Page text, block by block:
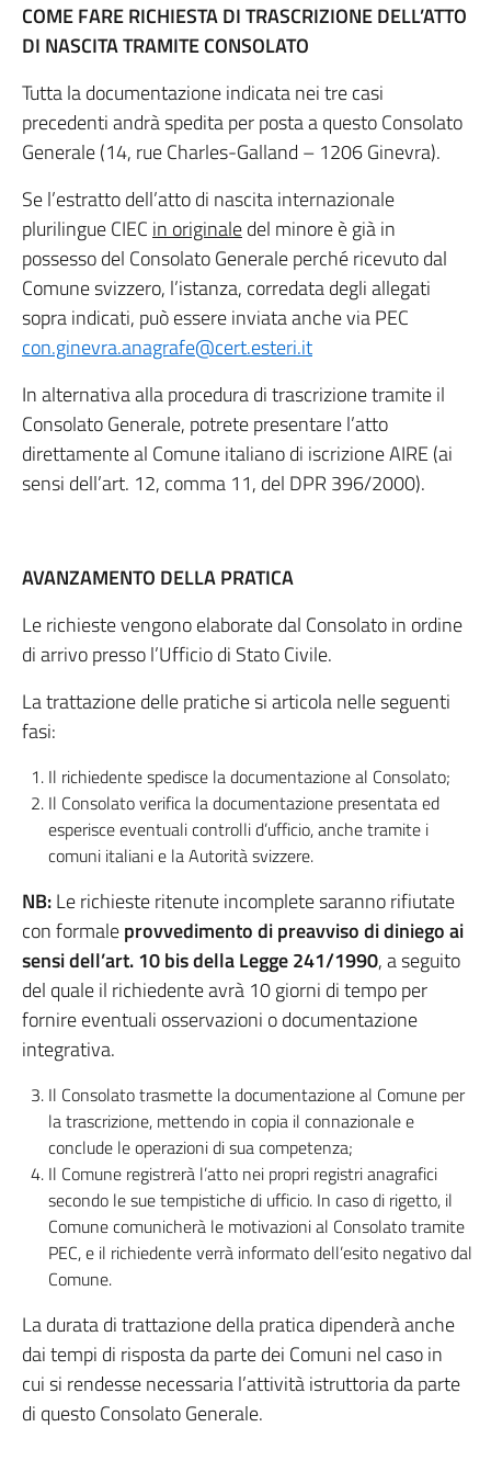
COME FARE RICHIESTA DI TRASCRIZIONE DELL’ATTO
DI NASCITA TRAMITE CONSOLATO
Tutta la documentazione indicata nei tre casi
precedenti andrà spedita per posta a questo Consolato
Generale (14, rue Charles-Galland – 1206 Ginevra).
Se l’estratto dell’atto di nascita internazionale
plurilingue CIEC in originaledel minore è già in
possesso del Consolato Generale perché ricevuto dal
Comune svizzero, l’istanza, corredata degli allegati
sopra indicati, può essere inviata anche via PEC
con.ginevra.anagrafe@cert.esteri.it
In alternativa alla procedura di trascrizione tramite il
Consolato Generale, potrete presentare l’atto
direttamente al Comune italiano di iscrizione AIRE (ai
sensi dell’art. 12, comma 11, del DPR 396/2000).
AVANZAMENTO DELLA PRATICA
Le richieste vengono elaborate dal Consolato in ordine
di arrivo presso l’Ufficio di Stato Civile.
La trattazione delle pratiche si articola nelle seguenti
fasi:
Il richiedente spedisce la documentazione al Consolato;
Il Consolato verifica la documentazione presentata ed
esperisce eventuali controlli d’ufficio, anche tramite i
comuni italiani e la Autorità svizzere.
NB:Le richieste ritenute incomplete saranno rifiutate
con formaleprovvedimento di preavviso di diniego ai
sensi dell’art. 10 bis della Legge 241/1990, a seguito
del quale il richiedente avrà 10 giorni di tempo per
fornire eventuali osservazioni o documentazione
integrativa.
Il Consolato trasmette la documentazione al Comune per
la trascrizione, mettendo in copia il connazionale e
conclude le operazioni di sua competenza;
Il Comune registrerà l’atto nei propri registri anagrafici
secondo le sue tempistiche di ufficio. In caso di rigetto, il
Comune comunicherà le motivazioni al Consolato tramite
PEC, e il richiedente verrà informato dell’esito negativo dal
Comune.
La durata di trattazione della pratica dipenderà anche
dai tempi di risposta da parte dei Comuni nel caso in
cui si rendesse necessaria l’attività istruttoria da parte
di questo Consolato Generale.